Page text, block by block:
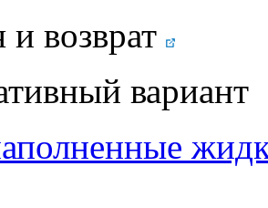
и возврат
вариант